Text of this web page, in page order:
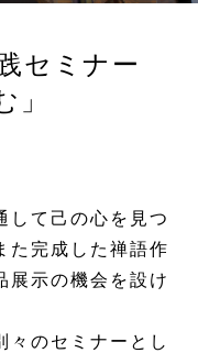
セミナー
」
して己の心を見つ
た完成した禅語作
展示の機会を設け
々のセミナーとし